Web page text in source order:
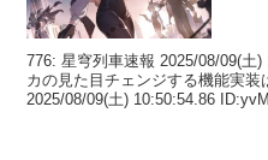
776: 星穹列車速報 2025/08/09(土
カの見た目チェンジする機能実装
2025/08/09(土) 10:50:54.86